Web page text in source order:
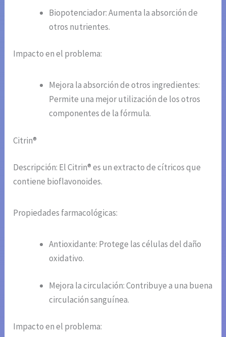
Biopotenciador: Aumenta la absorción de
otros nutrientes.
Impacto en el problema:
Mejora la absorción de otros ingredientes:
Permite una mejor utilización de los otros
componentes de la fórmula.
Citrin®
Descripción: El Citrin® es un extracto de cítricos que
contiene bioflavonoides.
Propiedades farmacológicas:
Antioxidante: Protege las células del daño
oxidativo.
Mejora la circulación: Contribuye a una buena
circulación sanguínea.
Impacto en el problema: